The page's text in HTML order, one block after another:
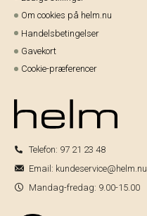
Om cookies på helm.nu
Handelsbetingelser
Gavekort
Cookie-præferencer
Telefon: 97 21 23 48
Email: kundeservice@helm.nu
Mandag-fredag: 9.00-15.00